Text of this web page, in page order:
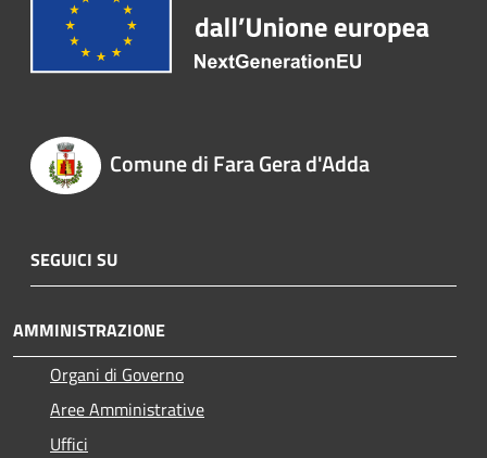
Comune di Fara Gera d'Adda
SEGUICI SU
AMMINISTRAZIONE
Organi di Governo
Aree Amministrative
Uffici